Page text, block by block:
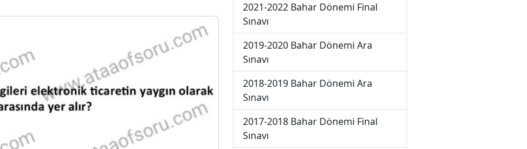
2021-2022 Bahar Dönemi Final
Sınavı
2019-2020 Bahar Dönemi Ara
Sınavı
2018-2019 Bahar Dönemi Ara
Sınavı
2017-2018 Bahar Dönemi Final
Sınavı